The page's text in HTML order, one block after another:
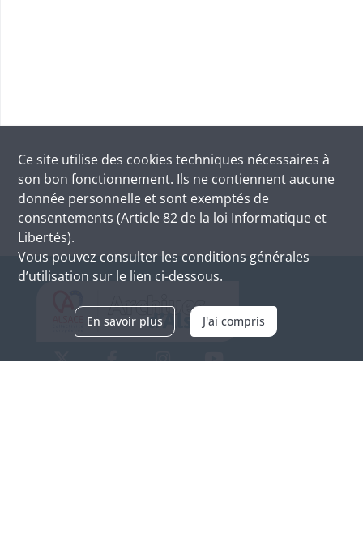
Ce site utilise des cookies techniques nécessaires à
son bon fonctionnement. Ils ne contiennent aucune
donnée personnelle et sont exemptés de
consentements (Article 82 de la loi Informatique et
Libertés).
Vous pouvez consulter les conditions générales
d’utilisation sur le lien ci-dessous.
En savoir plus J'ai compris